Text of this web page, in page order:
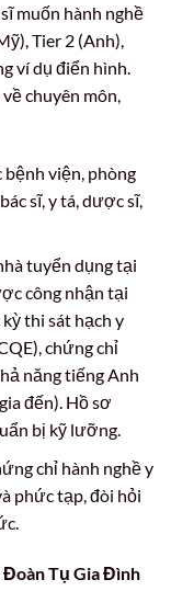
muốn hành nghề
Tier 2 (Anh),
ví dụ điển hình.
chuyên môn,
viện, phòng
sĩ, y tá, dược sĩ,
tuyển dụng tại
công nhận tại
thi sát hạch y
chứng chỉ
năng tiếng Anh
đến). Hồ sơ
bị kỹ lưỡng.
chỉ hành nghề y
phức tạp, đòi hỏi
Đoàn Tụ Gia Đình